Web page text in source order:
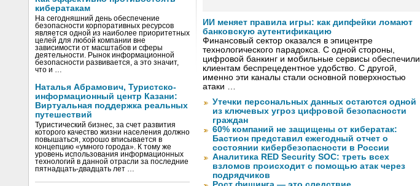
кибератакам
На сегодняшний день обеспечение
безопасности корпоративных ресурсов
является одной из наиболее приоритетных
целей для любой компании вне
зависимости от масштабов и сферы
деятельности. Рынок информационной
безопасности развивается, а это значит,
что и …
Наталья Абрамович, Туристско-
информационный центр Казани:
Виртуальная поддержка реальных
путешествий
Туристический бизнес, за счет развития
которого качество жизни населения должно
повышаться, хорошо вписывается в
концепцию «умного города». К тому же
уровень использования информационных
технологий в данной отрасли за последние
пятнадцать-двадцать лет …
ИИ меняет правила игры: как дипфейки ломают
банковскую аутентификацию
Финансовый сектор оказался в эпицентре
технологического парадокса. С одной стороны,
цифровой банкинг и мобильные сервисы обеспечили
клиентам беспрецедентное удобство. С другой,
именно эти каналы стали основной поверхностью
атаки …
Утечки персональных данных остаются одной
из ключевых угроз цифровой безопасности
граждан
60% компаний не защищены от кибератак:
Бастион представил ежегодный отчет о
состоянии кибербезопасности в России
Аналитика RED Security SOC: треть всех
взломов происходит с помощью атак через
подрядчиков